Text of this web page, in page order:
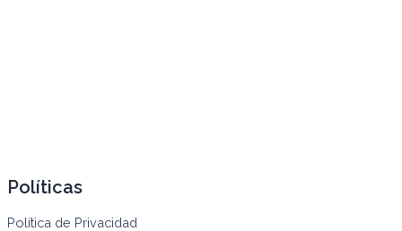
Políticas
Política de Privacidad